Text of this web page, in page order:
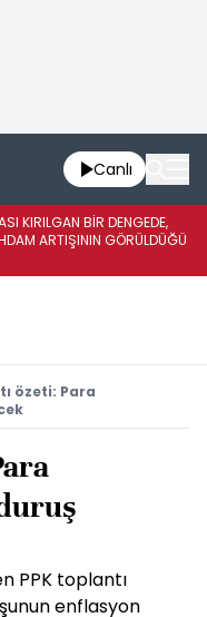
Canlı
KIRILGAN BİR DENGEDE,
ARTIŞININ GÖRÜLDÜĞÜ
özeti: Para
PPK toplantı
enflasyon